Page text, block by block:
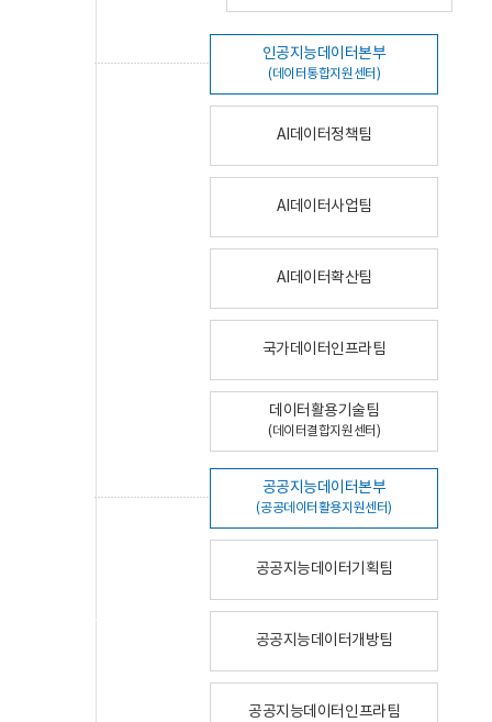
인공지능데이터본부
(데이터통합지원센터)
AI데이터정책팀
AI데이터사업팀
AI데이터확산팀
국가데이터인프라팀
데이터활용기술팀
(데이터결합지원센터)
공공지능데이터본부
(공공데이터활용지원센터)
공공지능데이터기획팀
공공지능데이터개방팀
공공지능데이터인프라팀